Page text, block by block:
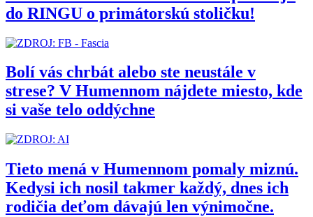
do RINGU o primátorskú stoličku!
Bolí vás chrbát alebo ste neustále v
strese? V Humennom nájdete miesto, kde
si vaše telo oddýchne
Tieto mená v Humennom pomaly miznú.
Kedysi ich nosil takmer každý, dnes ich
rodičia deťom dávajú len výnimočne.